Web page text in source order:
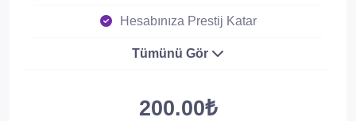
Hesabınıza Prestij Katar
Tümünü Gör
200.00₺